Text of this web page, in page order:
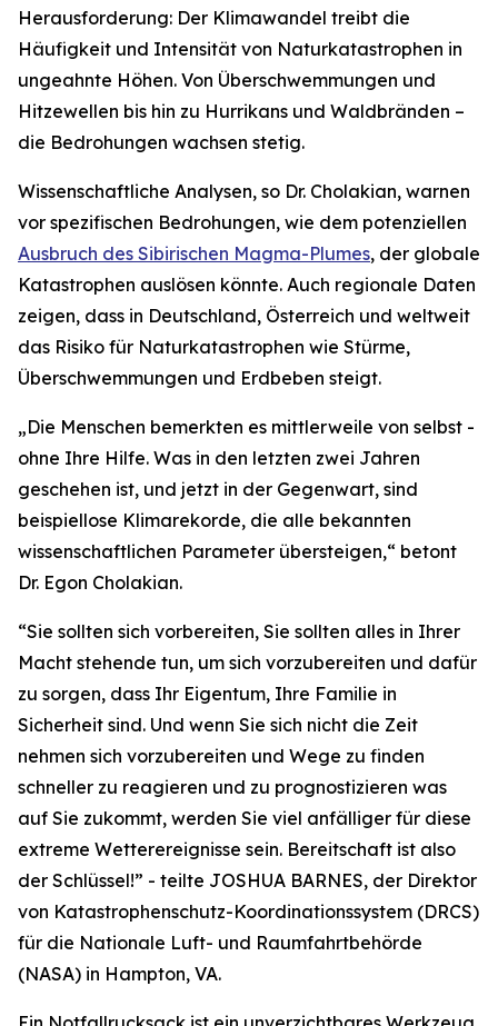
Herausforderung: Der Klimawandel treibt die
Häufigkeit und Intensität von Naturkatastrophen in
ungeahnte Höhen. Von Überschwemmungen und
Hitzewellen bis hin zu Hurrikans und Waldbränden –
die Bedrohungen wachsen stetig.
Wissenschaftliche Analysen, so Dr. Cholakian, warnen
vor spezifischen Bedrohungen, wie dem potenziellen
Ausbruch des Sibirischen Magma-Plumes, der globale
Katastrophen auslösen könnte. Auch regionale Daten
zeigen, dass in Deutschland, Österreich und weltweit
das Risiko für Naturkatastrophen wie Stürme,
Überschwemmungen und Erdbeben steigt.
„Die Menschen bemerkten es mittlerweile von selbst -
ohne Ihre Hilfe. Was in den letzten zwei Jahren
geschehen ist, und jetzt in der Gegenwart, sind
beispiellose Klimarekorde, die alle bekannten
wissenschaftlichen Parameter übersteigen,“ betont
Dr. Egon Cholakian.
“Sie sollten sich vorbereiten, Sie sollten alles in Ihrer
Macht stehende tun, um sich vorzubereiten und dafür
zu sorgen, dass Ihr Eigentum, Ihre Familie in
Sicherheit sind. Und wenn Sie sich nicht die Zeit
nehmen sich vorzubereiten und Wege zu finden
schneller zu reagieren und zu prognostizieren was
auf Sie zukommt, werden Sie viel anfälliger für diese
extreme Wetterereignisse sein. Bereitschaft ist also
der Schlüssel!” - teilte JOSHUA BARNES, der Direktor
von Katastrophenschutz-Koordinationssystem (DRCS)
für die Nationale Luft- und Raumfahrtbehörde
(NASA) in Hampton, VA.